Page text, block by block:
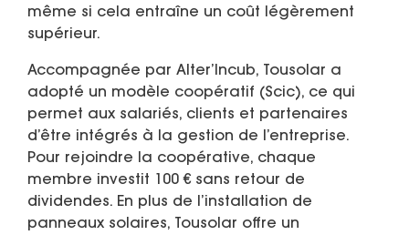
même si cela entraîne un coût légèrement
supérieur.
Accompagnée par Alter’Incub, Tousolar a
adopté un modèle coopératif (Scic), ce qui
permet aux salariés, clients et partenaires
d’être intégrés à la gestion de l’entreprise.
Pour rejoindre la coopérative, chaque
membre investit 100 € sans retour de
dividendes. En plus de l’installation de
panneaux solaires, Tousolar offre un